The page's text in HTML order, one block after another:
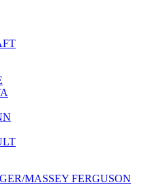
MASSEY FERGUSON